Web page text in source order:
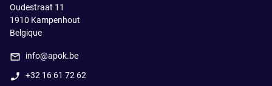
Oudestraat 11
1910 Kampenhout
Belgique
info@apok.be
+32 16 61 72 62